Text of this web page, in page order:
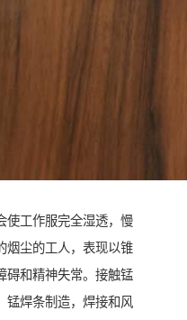
使工作服完全湿透，慢
烟尘的工人，表现以锥
碍和精神失常。接触锰
锰焊条制造，焊接和风